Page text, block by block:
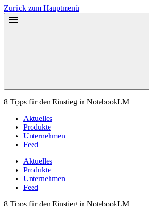
Zurück zum Hauptmenü
8 Tipps für den Einstieg in NotebookLM
Aktuelles
Produkte
Unternehmen
Feed
Aktuelles
Produkte
Unternehmen
Feed
8 Tipps für den Einstieg in NotebookLM